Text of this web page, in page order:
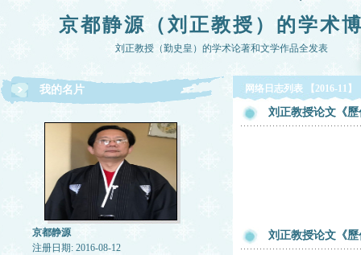
京都静源（刘正教授）的学术
刘正教授（勤史皇）的学术论著和文学作品全发表
我的名片
京都静源
注册日期: 2016-08-12
网络日志列表 【2016-11】
刘正教授论文《
刘正教授论文《